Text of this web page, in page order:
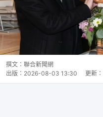
撰文： 聯合新聞網
出版： 2026-08-03 13:30 更新：